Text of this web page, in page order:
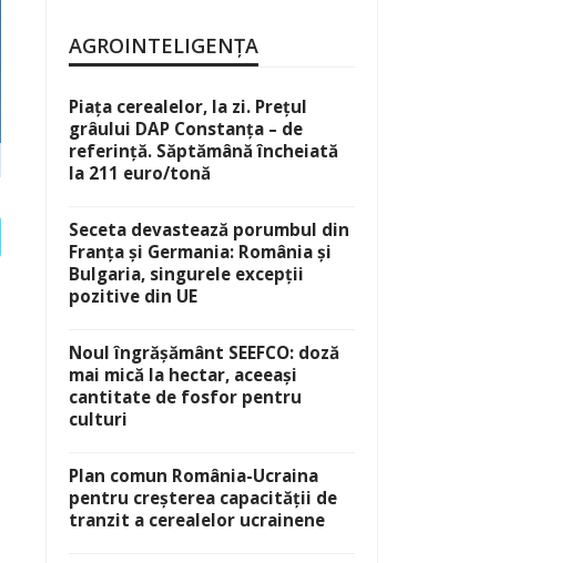
AGROINTELIGENȚA
Piața cerealelor, la zi. Prețul
grâului DAP Constanța – de
referință. Săptămână încheiată
la 211 euro/tonă
Seceta devastează porumbul din
Franța și Germania: România și
Bulgaria, singurele excepții
pozitive din UE
Noul îngrășământ SEEFCO: doză
mai mică la hectar, aceeași
cantitate de fosfor pentru
culturi
Plan comun România-Ucraina
pentru creșterea capacității de
tranzit a cerealelor ucrainene